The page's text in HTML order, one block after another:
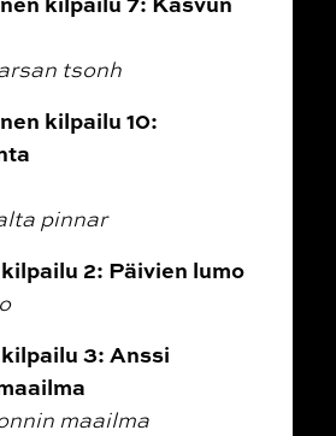
tsonh
kilpailu 10:
pinnar
2: Päivien lumo
3: Anssi
maailma